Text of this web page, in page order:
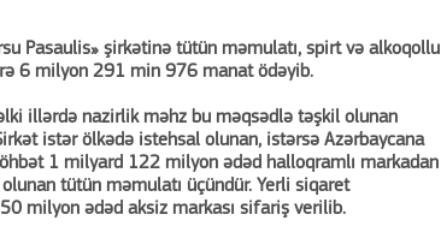
Pasaulis» şirkətinə tütün məmulatı, spirt və alkoqollu
6 milyon 291 min 976 manat ödəyib.
illərdə nazirlik məhz bu məqsədlə təşkil olunan
istər ölkədə istehsal olunan, istərsə Azərbaycana
1 milyard 122 milyon ədəd halloqramlı markadan
tütün məmulatı üçündür. Yerli siqaret
milyon ədəd aksiz markası sifariş verilib.